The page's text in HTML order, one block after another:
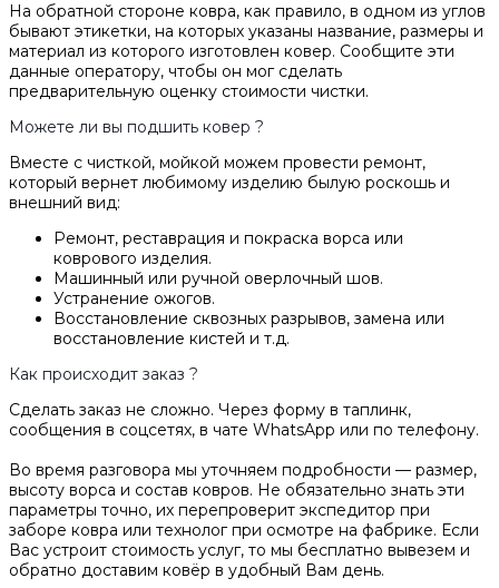
На обратной стороне ковра, как правило, в одном из углов
бывают этикетки, на которых указаны название, размеры и
материал из которого изготовлен ковер. Сообщите эти
данные оператору, чтобы он мог сделать
предварительную оценку стоимости чистки.
Можете ли вы подшить ковер ?
Вместе с чисткой, мойкой можем провести ремонт,
который вернет любимому изделию былую роскошь и
внешний вид:
Ремонт, реставрация и покраска ворса или
коврового изделия.
Машинный или ручной оверлочный шов.
Устранение ожогов.
Восстановление сквозных разрывов, замена или
восстановление кистей и т.д.
Как происходит заказ ?
Сделать заказ не сложно. Через форму в таплинк,
сообщения в соцсетях, в чате WhatsApp или по телефону.
Во время разговора мы уточняем подробности — размер,
высоту ворса и состав ковров. Не обязательно знать эти
параметры точно, их перепроверит экспедитор при
заборе ковра или технолог при осмотре на фабрике. Если
Вас устроит стоимость услуг, то мы бесплатно вывезем и
обратно доставим ковёр в удобный Вам день.